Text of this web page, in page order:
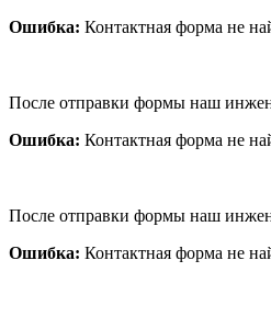
Ошибка: Контактная форма не
После отправки формы наш
Ошибка: Контактная форма не
После отправки формы наш
Ошибка: Контактная форма не